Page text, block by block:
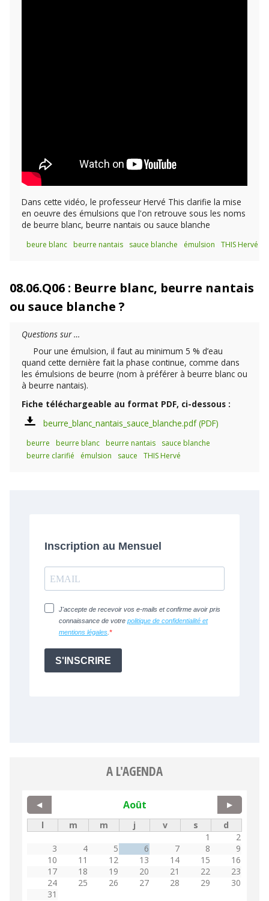
Dans cette vidéo, le professeur Hervé This clarifie la mise
en oeuvre des émulsions que l'on retrouve sous les noms
de beurre blanc, beurre nantais ou sauce blanche
beure blanc beurre nantais sauce blanche émulsion THIS Hervé
08.06.Q06 : Beurre blanc, beurre nantais
ou sauce blanche ?
Questions sur …
Pour une émulsion, il faut au minimum 5 % d’eau
quand cette dernière fait la phase continue, comme dans
les émulsions de beurre (nom à préférer à beurre blanc ou
à beurre nantais).
Fiche téléchargeable au format PDF, ci-dessous :
beurre_blanc_nantais_sauce_blanche.pdf
beurre beurre blanc beurre nantais
sauce blanche
beurre clarifié
émulsion sauce THIS Hervé
A L'AGENDA
Août
◀ ▶
l m m j v s
d
1
2
3
4 5 6 7 8
9
10
11 12 13 14 15
16
17
18 19 20 21 22
23
24
25 26 27 28 29
30
31